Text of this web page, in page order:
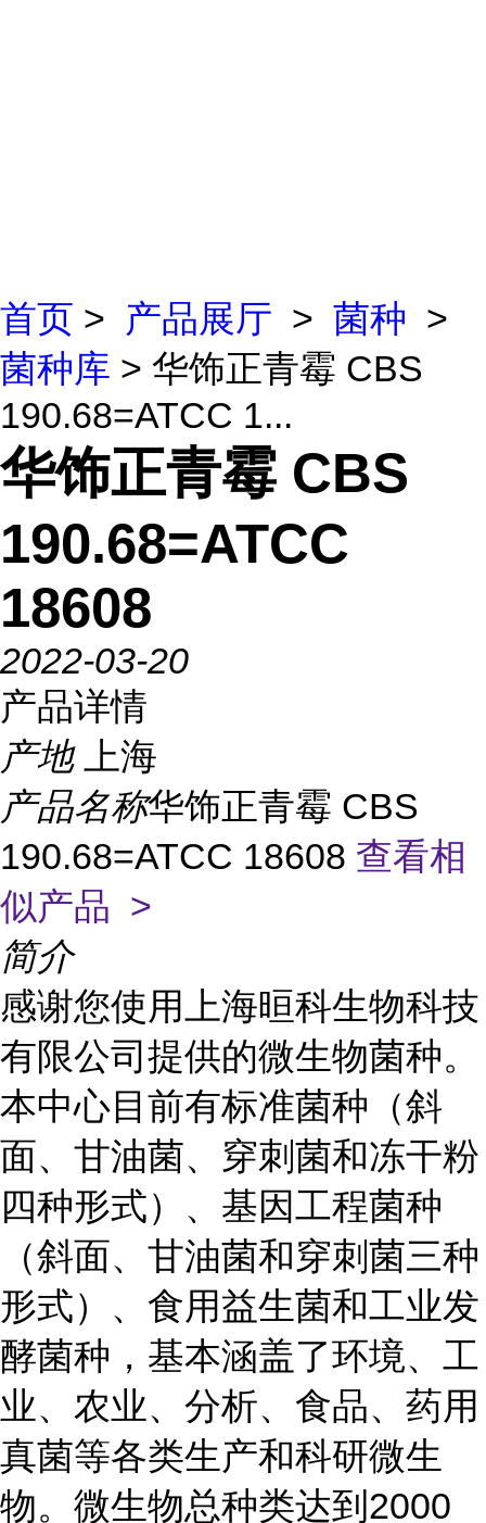
首页 > 产品展厅 > 菌种 >
菌种库 > 华饰正青霉 CBS
190.68=ATCC 1...
华饰正青霉 CBS
190.68=ATCC
18608
2022-03-20
产品详情
产地
上海
产品名称华饰正青霉 CBS
190.68=ATCC 18608 查看相
似产品 >
简介
感谢您使用上海晅科生物科技
有限公司提供的微生物菌种。
本中心目前有标准菌种（斜
面、甘油菌、穿刺菌和冻干粉
四种形式）、基因工程菌种
（斜面、甘油菌和穿刺菌三种
形式）、食用益生菌和工业发
酵菌种，基本涵盖了环境、工
业、农业、分析、食品、药用
真菌等各类生产和科研微生
物。微生物总种类达到2000